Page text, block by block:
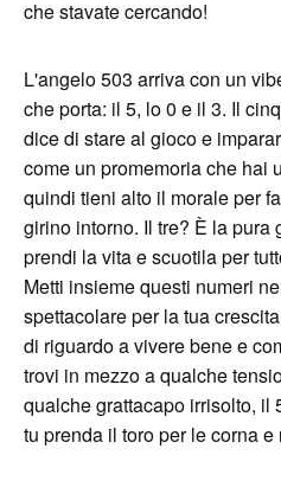
che stavate cercando!
L'angelo 503 arriva con un
che porta: il 5, lo 0 e il 3. Il
dice di stare al gioco e
come un promemoria che hai
quindi tieni alto il morale per
girino intorno. Il tre? È la pura
prendi la vita e scuotila per
Metti insieme questi numeri
spettacolare per la tua
di riguardo a vivere bene e
trovi in mezzo a qualche
qualche grattacapo irrisolto, il
tu prenda il toro per le corna